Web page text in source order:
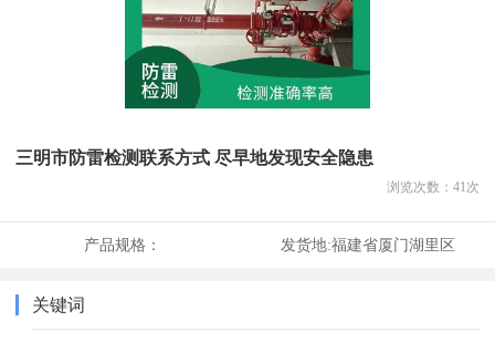
三明市防雷检测联系方式 尽早地发现安全隐患
浏览次数： 41次
产品规格： 发货地:福建省厦门湖里区
关键词